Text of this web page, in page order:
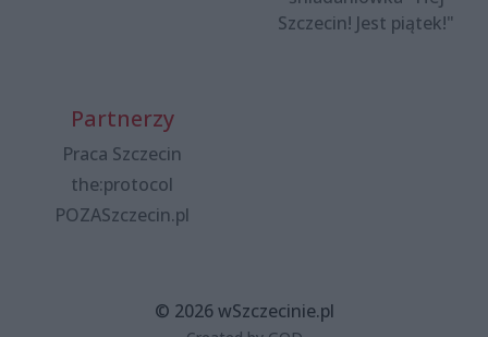
Szczecin! Jest piątek!"
Partnerzy
Praca Szczecin
the:protocol
POZASzczecin.pl
© 2026 wSzczecinie.pl